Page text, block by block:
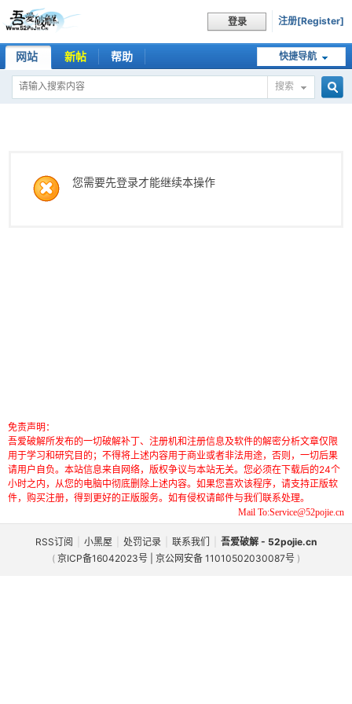
登录 注册[Register]
快捷导航
网站 新帖 帮助
搜索
您需要先登录才能继续本操作
免责声明：
吾爱破解所发布的一切破解补丁、注册机和注册信息及软件的解密分析文章仅限
用于学习和研究目的；不得将上述内容用于商业或者非法用途，否则，一切后果
请用户自负。本站信息来自网络，版权争议与本站无关。您必须在下载后的24个
小时之内，从您的电脑中彻底删除上述内容。如果您喜欢该程序，请支持正版软
件，购买注册，得到更好的正版服务。如有侵权请邮件与我们联系处理。
Mail To:Service@52pojie.cn
RSS订阅 小黑屋 处罚记录 联系我们
吾爱破解 - 52pojie.cn
( 京ICP备16042023号 | 京公网安备 11010502030087号 )